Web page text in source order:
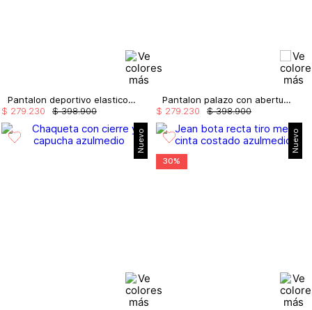
Pantalon deportivo elastico en botas
$ 398.900
$ 279 230
Pantalon palazo con aberturas laterales
$ 398.900
$ 279 230
Nuevo Nuevo
30%